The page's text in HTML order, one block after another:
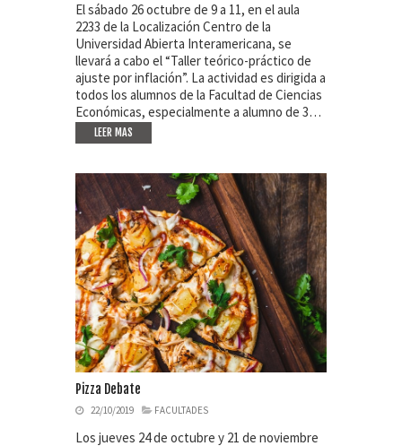
El sábado 26 octubre de 9 a 11, en el aula
2233 de la Localización Centro de la
Universidad Abierta Interamericana, se
llevará a cabo el “Taller teórico-práctico de
ajuste por inflación”. La actividad es dirigida a
todos los alumnos de la Facultad de Ciencias
Económicas, especialmente a alumno de 3…
LEER MAS
Pizza Debate
22/10/2019 FACULTADES
Los jueves 24 de octubre y 21 de noviembre